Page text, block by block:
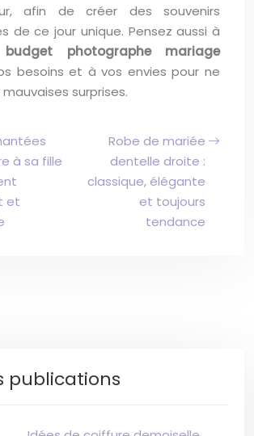
afin de créer des souvenirs
de ce jour unique. Pensez aussi à
budget photographe mariage
besoins et à vos envies pour ne
surprises.
à sa fille
et
Robe de mariée
dentelle droite :
classique, élégante
et toujours
tendance
publications